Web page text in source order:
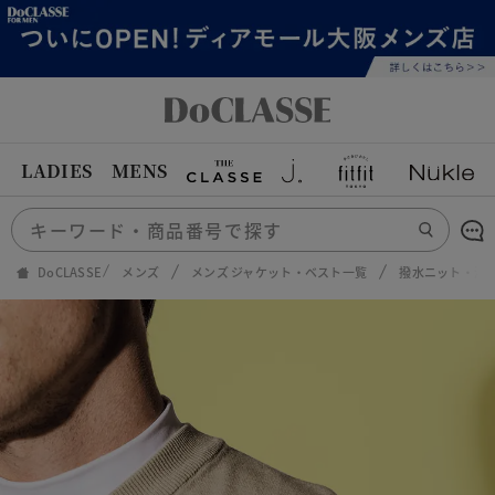
LADIES MENS
DoCLASSE メンズ メンズ ジャケット・ベスト一覧 撥水ニット・浅